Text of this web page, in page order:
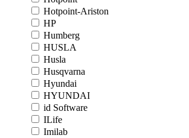
Hotpoint-Ariston
HP
Humberg
HUSLA
Husla
Husqvarna
Hyundai
HYUNDAI
id Software
ILife
Imilab